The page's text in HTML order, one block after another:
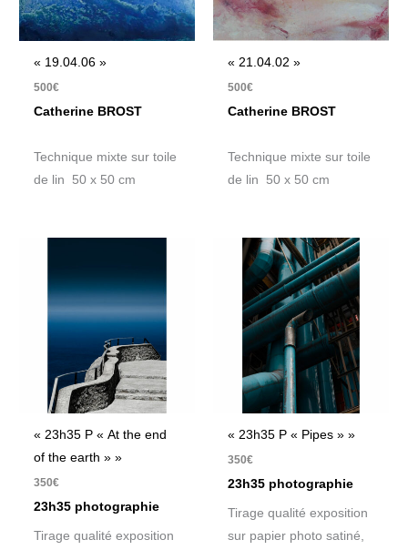
« 19.04.06 »
500€
Catherine BROST
Technique mixte sur toile
de lin 50 x 50 cm
« 21.04.02 »
500€
Catherine BROST
Technique mixte sur toile
de lin 50 x 50 cm
« 23h35 P « At the end
of the earth » »
350€
23h35 photographie
Tirage qualité exposition
« 23h35 P « Pipes » »
350€
23h35 photographie
Tirage qualité exposition
sur papier photo satiné,